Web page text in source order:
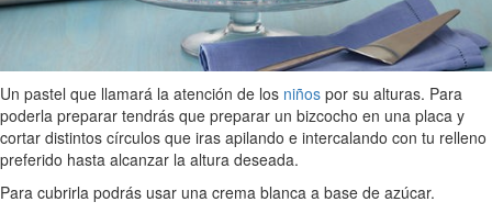
Un pastel que llamará la atención de los niños por su alturas. Para
poderla preparar tendrás que preparar un bizcocho en una placa y
cortar distintos círculos que iras apilando e intercalando con tu relleno
preferido hasta alcanzar la altura deseada.
Para cubrirla podrás usar una crema blanca a base de azúcar.